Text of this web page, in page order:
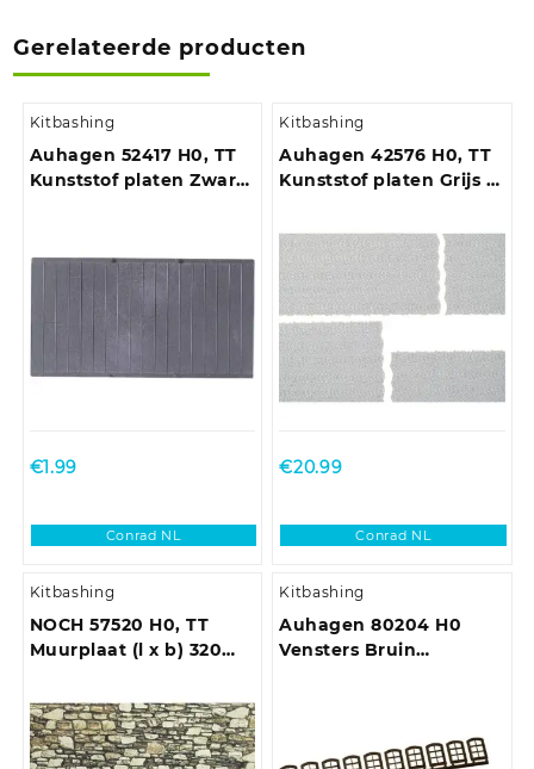
Gerelateerde producten
Kitbashing
Auhagen 52417 H0, TT
Kunststof platen Zwart
€1.99
Conrad NL
Kitbashing
Auhagen 42576 H0, TT
Kunststof platen Grijs (l
Kunststof bouwpakket
€20.99
Conrad NL
Kitbashing
NOCH 57520 H0, TT
Muurplaat (l x b) 320
model
Kitbashing
Auhagen 80204 H0
Vensters Bruin